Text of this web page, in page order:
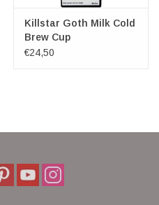
Killstar Goth Milk Cold
Brew Cup
€24,50